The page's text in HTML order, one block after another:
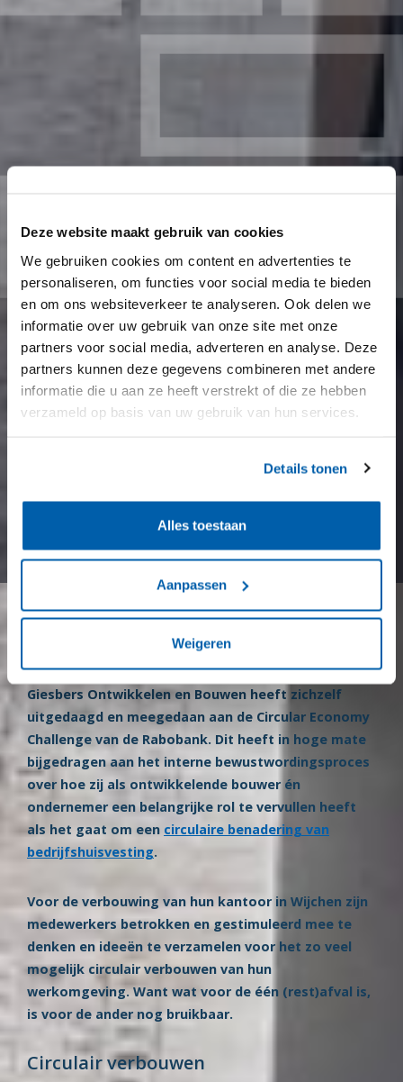
Deze website maakt gebruik van cookies
We gebruiken cookies om content en advertenties te
personaliseren, om functies voor social media te bieden
en om ons websiteverkeer te analyseren. Ook delen we
informatie over uw gebruik van onze site met onze
partners voor social media, adverteren en analyse. Deze
partners kunnen deze gegevens combineren met andere
informatie die u aan ze heeft verstrekt of die ze hebben
verzameld op basis van uw gebruik van hun services.
Details tonen
Alles toestaan
Aanpassen
Weigeren
Circulaire verbouwing
Giesbers Ontwikkelen en Bouwen heeft zichzelf
uitgedaagd en meegedaan aan de Circular Economy
Challenge van de Rabobank. Dit heeft in hoge mate
bijgedragen aan het interne bewustwordingsproces
over hoe zij als ontwikkelende bouwer én
ondernemer een belangrijke rol te vervullen heeft
als het gaat om een circulaire benadering van
bedrijfshuisvesting.
Voor de verbouwing van hun kantoor in Wijchen zijn
medewerkers betrokken en gestimuleerd mee te
denken en ideeën te verzamelen voor het zo veel
mogelijk circulair verbouwen van hun
werkomgeving. Want wat voor de één (rest)afval is,
is voor de ander nog bruikbaar.
Circulair verbouwen